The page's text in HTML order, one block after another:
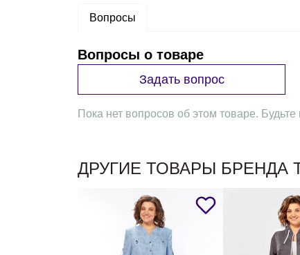
Вопросы
Вопросы о товаре
Задать вопрос
Пока нет вопросов об этом товаре.
ДРУГИЕ ТОВАРЫ БРЕНДА